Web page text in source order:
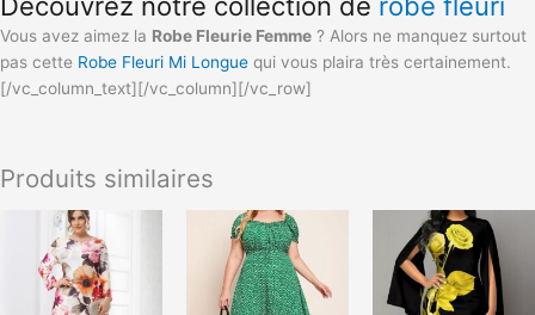
Vous avez aimez la Robe Fleurie Femme ? Alors ne manquez surtout
pas cette Robe Fleuri Mi Longue qui vous plaira très certainement.
[/vc_column_text][/vc_column][/vc_row]
Produits similaires
plusieurs
produit
plusieurs